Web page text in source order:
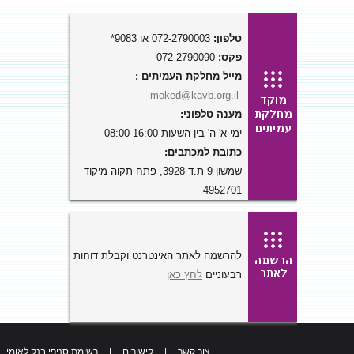
טלפון:
פקס:
מייל מחלקת העמיתים :
moked@kavb.org.il
מענה טלפוני:
ימי א'-ה' בין השעות 08:00-16:00
כתובת למכתבים:
שמשון 9 ת.ד 3928, פתח תקוה מיקוד
4952701
להרשמה לאתר האינטרנט וקבלת דוחות
רבעוניים לחץ כאן
צור קשר קישורים רשימת סניפי בנק לאומי